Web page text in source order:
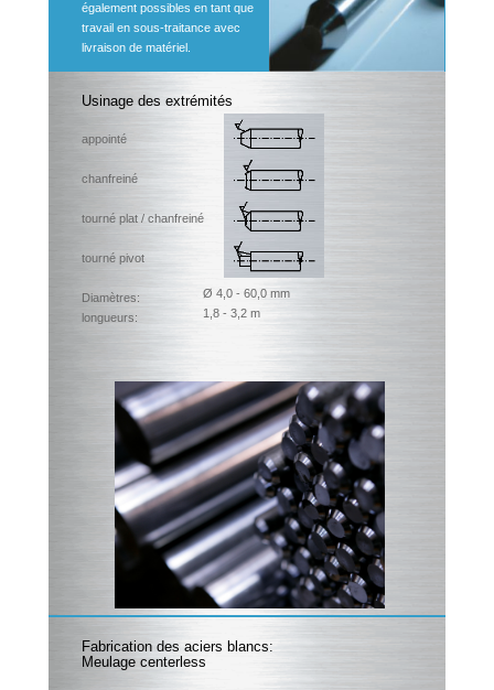
Usinage des extrémités
appointé
chanfreiné
tourné plat / chanfreiné
tourné pivot
Diamètres:
longueurs:
Ø 4,0 - 60,0 mm
1,8 - 3,2 m
Fabrication des aciers blancs:
Meulage centerless
également possibles en tant que
travail en sous-traitance avec
livraison de matériel.